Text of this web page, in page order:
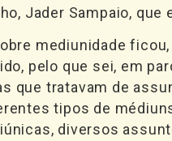
Jader Sampaio,
mediunidade
pelo que sei, em
que tratavam de
tipos de
diversos